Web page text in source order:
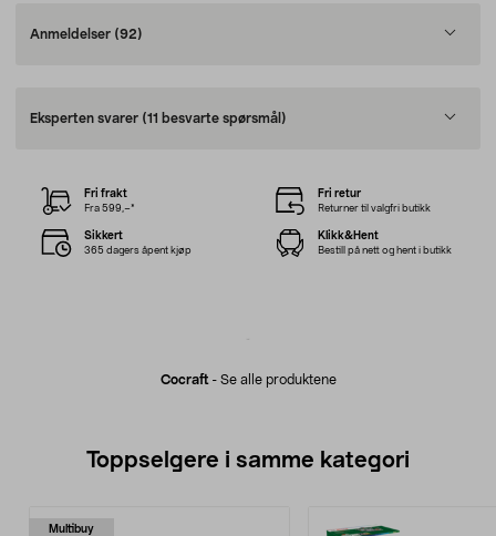
Anmeldelser (92)
Eksperten svarer (11 besvarte spørsmål)
Cocraft- Se alle produktene
Fri frakt
Fra 599,–*
Fri retur
Returner til valgfri butikk
Sikkert
365 dagers åpent kjøp
Klikk&Hent
Bestill på nett og hent i butikk
Toppselgere i samme kategori
Multibuy